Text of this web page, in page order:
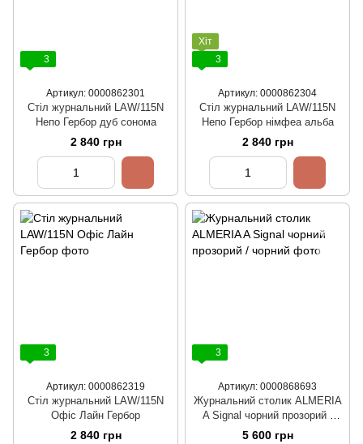
3
Артикул: 0000862301
Стіл журнальний LAW/115N
Непо Гербор дуб сонома
2 840 грн
Хіт
3
Артикул: 0000862304
Стіл журнальний LAW/115N
Непо Гербор німфеа альба
2 840 грн
3
Артикул: 0000862319
Стіл журнальний LAW/115N
Офіс Лайн Гербор
2 840 грн
3
Артикул: 0000868693
Журнальний столик ALMERIA
A Signal чорний прозорий /
чорний
5 600 грн